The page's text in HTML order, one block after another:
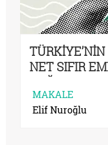
NET SIFIR
DOĞRU
MAKALE
Elif Nuroğlu